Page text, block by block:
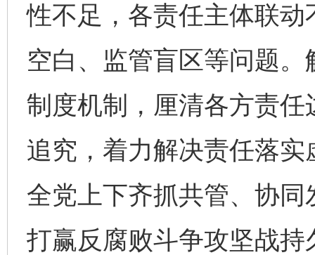
性不足，各责任主体联
空白、监管盲区等问题
制度机制，厘清各方责
追究，着力解决责任落
全党上下齐抓共管、协同
打赢反腐败斗争攻坚战持